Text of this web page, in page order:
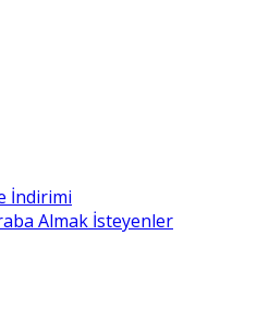
İndirimi
Almak İsteyenler